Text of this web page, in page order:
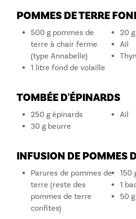
POMMES DE TERRE
500 g pommes de
terre à chair ferme
(type Annabelle)
1 litre fond de volaille
20
Ail
TOMBÉE D'ÉPINARDS
250 g épinards
30 g beurre
Ail
INFUSION DE POMMES
Parures de pommes de
terre (reste des
pommes de terre
confites)
150
1
50